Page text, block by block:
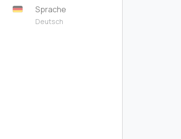
Sprache
Deutsch